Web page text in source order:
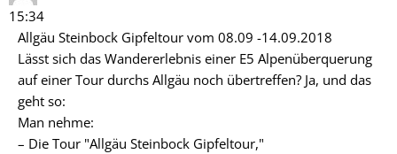
15:34
Allgäu Steinbock Gipfeltour vom 08.09 -14.09.2018
Lässt sich das Wandererlebnis einer E5 Alpenüberquerung
auf einer Tour durchs Allgäu noch übertreffen? Ja, und das
geht so:
Man nehme:
– Die Tour "Allgäu Steinbock Gipfeltour,"